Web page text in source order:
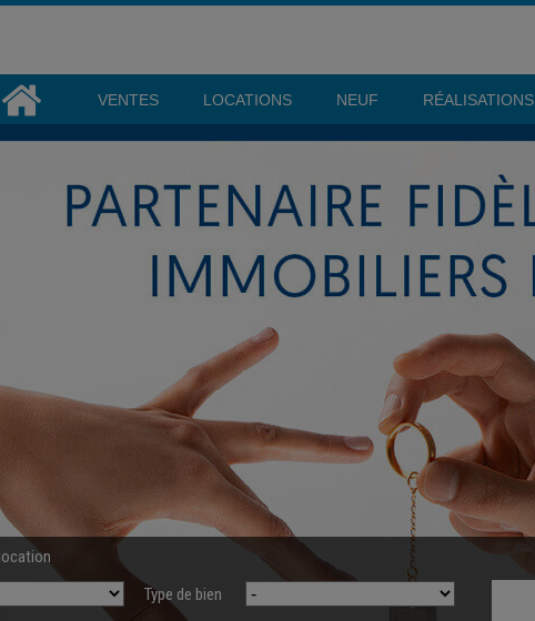
VENTES LOCATIONS NEUF RÉALISATIONS
location
Type de bien